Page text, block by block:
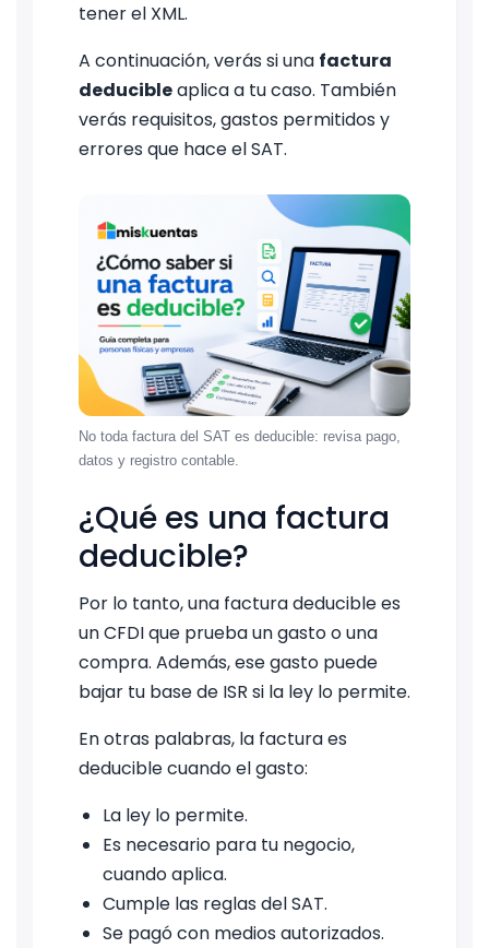
tener el XML.
A continuación, verás si una factura
deducibleaplica a tu caso. También
verás requisitos, gastos permitidos y
errores que hace el SAT.
No toda factura del SAT es deducible: revisa pago,
datos y registro contable.
¿Qué es una factura
deducible?
Por lo tanto, una factura deducible es
un CFDI que prueba un gasto o una
compra. Además, ese gasto puede
bajar tu base de ISR si la ley lo permite.
En otras palabras, la factura es
deducible cuando el gasto:
La ley lo permite.
Es necesario para tu negocio,
cuando aplica.
Cumple las reglas del SAT.
Se pagó con medios autorizados.